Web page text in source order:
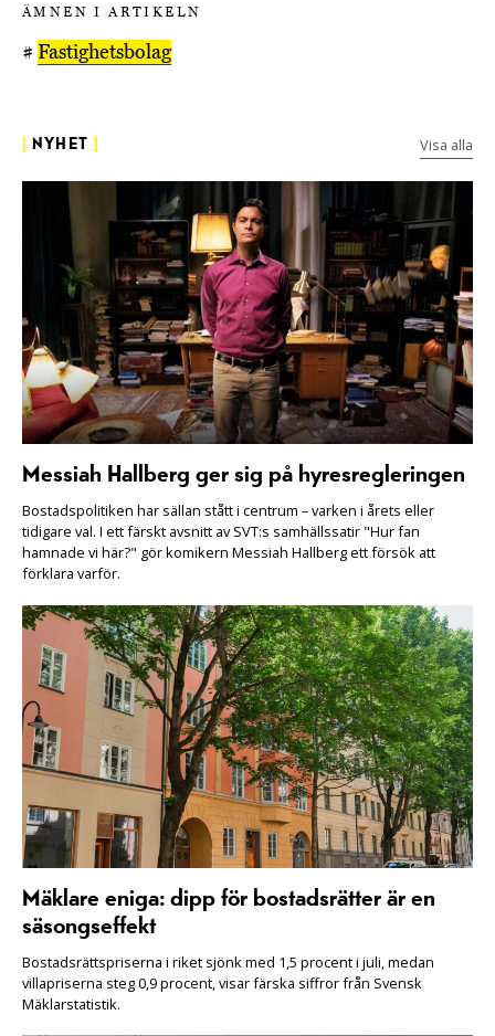
ÄMNEN I ARTIKELN
# Fastighetsbolag
NYHET Visa alla
Messiah Hallberg ger sig på hyresregleringen
Bostadspolitiken har sällan stått i centrum – varken i årets eller
tidigare val. I ett färskt avsnitt av SVT:s samhällssatir "Hur fan
hamnade vi här?" gör komikern Messiah Hallberg ett försök att
förklara varför.
Mäklare eniga: dipp för bostadsrätter är en
säsongseffekt
Bostadsrättspriserna i riket sjönk med 1,5 procent i juli, medan
villapriserna steg 0,9 procent, visar färska siffror från Svensk
Mäklarstatistik.